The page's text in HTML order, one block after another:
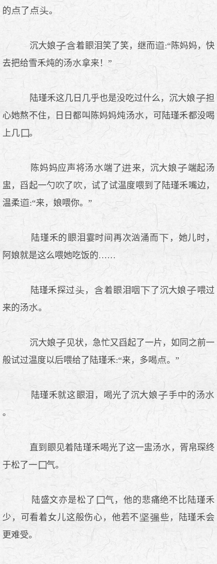
的
了 。
沉大娘 着 泪笑了笑，继而
:“陈妈妈，快
去把给雪禾炖的汤
拿来！”
陆瑾禾这几日几乎也是没吃过什么，沉大娘
担
心她熬不住，日日都叫陈妈妈炖汤
，可陆瑾禾都没喝
上几
。
陈妈妈应声将汤 端了 来，沉大娘
端起汤
盅，舀起一勺
了
，试了试温度喂到了陆瑾禾嘴边，
温柔
:“来，娘喂你。”
陆瑾禾的 泪霎时间再次汹涌而
，她儿时，
阿娘就是这么喂她吃饭的……
陆瑾禾探过 ， 着 泪咽 了沉大娘
喂过
来的汤
。
沉大娘
见状，急忙又舀起了一片，如同之前一
般试过温度以后喂给了陆瑾禾:“来，多喝
。”
陆瑾禾就这 泪，喝光了沉大娘 手
的汤
。
直到 见着陆瑾禾喝光了这一盅汤
，胥帛琛终
于松了一
气。
陆盛文亦是松了
气，他的悲痛绝不比陆瑾禾
少，可看着女儿这般伤心，他若不
些，陆瑾禾会
更难受。